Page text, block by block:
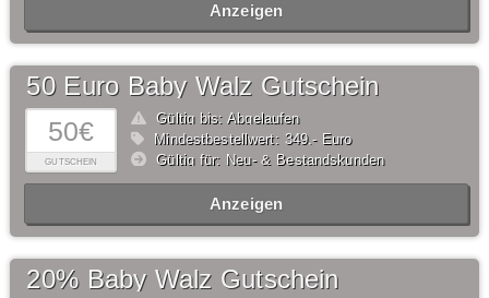
Anzeigen
50€
GUTSCHEIN
50 Euro Baby Walz Gutschein
Gültig bis: Abgelaufen
Mindestbestellwert: 349,- Euro
Gültig für: Neu- & Bestandskunden
Anzeigen
20% Baby Walz Gutschein